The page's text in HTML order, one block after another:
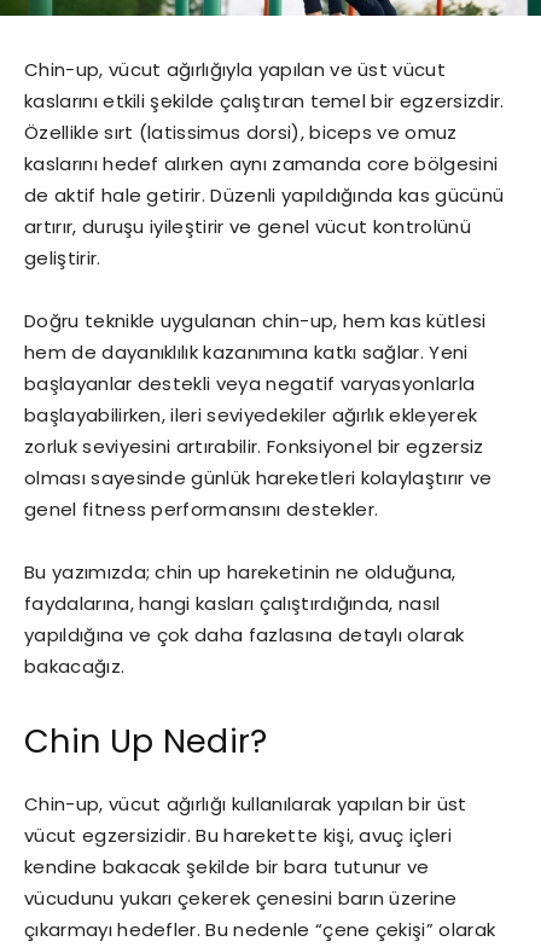
Chin-up, vücut ağırlığıyla yapılan ve üst vücut
kaslarını etkili şekilde çalıştıran temel bir egzersizdir.
Özellikle sırt (latissimus dorsi), biceps ve omuz
kaslarını hedef alırken aynı zamanda core bölgesini
de aktif hale getirir. Düzenli yapıldığında kas gücünü
artırır, duruşu iyileştirir ve genel vücut kontrolünü
geliştirir.
Doğru teknikle uygulanan chin-up, hem kas kütlesi
hem de dayanıklılık kazanımına katkı sağlar. Yeni
başlayanlar destekli veya negatif varyasyonlarla
başlayabilirken, ileri seviyedekiler ağırlık ekleyerek
zorluk seviyesini artırabilir. Fonksiyonel bir egzersiz
olması sayesinde günlük hareketleri kolaylaştırır ve
genel fitness performansını destekler.
Bu yazımızda; chin up hareketinin ne olduğuna,
faydalarına, hangi kasları çalıştırdığında, nasıl
yapıldığına ve çok daha fazlasına detaylı olarak
bakacağız.
Chin Up Nedir?
Chin-up, vücut ağırlığı kullanılarak yapılan bir üst
vücut egzersizidir. Bu harekette kişi, avuç içleri
kendine bakacak şekilde bir bara tutunur ve
vücudunu yukarı çekerek çenesini barın üzerine
çıkarmayı hedefler. Bu nedenle “çene çekişi” olarak